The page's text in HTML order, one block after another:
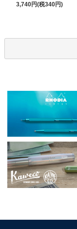
3,740円(税340円)